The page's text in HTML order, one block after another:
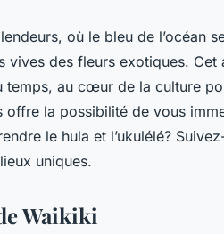
à Hawaï
et ukulélé?
où le bleu de l’océan
vives des fleurs exotiques. Cet
temps, au cœur de la culture
la possibilité de vous
le hula et l’ukulélé?
uniques.
Waikiki